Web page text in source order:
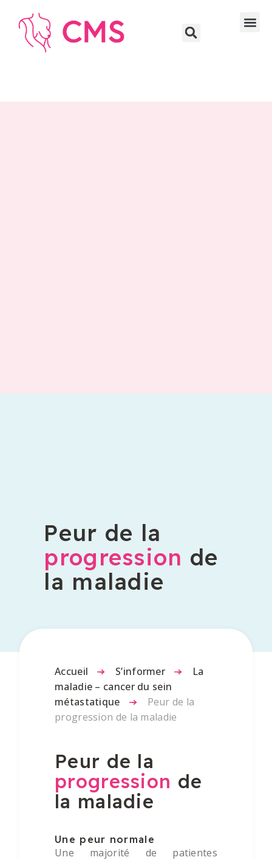
Peur de la
progression de
la maladie
Accueil - S’informer -
La
maladie – cancer du sein
métastatique
-
Peur de la
progression de la maladie
Peur de la
progression de
la maladie
Une peur normale
Une majorité de patientes